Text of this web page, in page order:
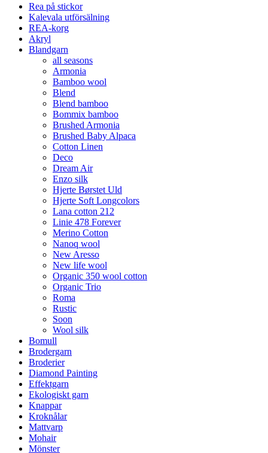
Rea på stickor
Kalevala utförsälning
REA-korg
Akryl
Blandgarn
all seasons
Armonia
Bamboo wool
Blend
Blend bamboo
Bommix bamboo
Brushed Armonia
Brushed Baby Alpaca
Cotton Linen
Deco
Dream Air
Enzo silk
Hjerte Børstet Uld
Hjerte Soft Longcolors
Lana cotton 212
Linie 478 Forever
Merino Cotton
Nanoq wool
New Aresso
New life wool
Organic 350 wool cotton
Organic Trio
Roma
Rustic
Soon
Wool silk
Bomull
Brodergarn
Broderier
Diamond Painting
Effektgarn
Ekologiskt garn
Knappar
Kroknålar
Mattvarp
Mohair
Mönster